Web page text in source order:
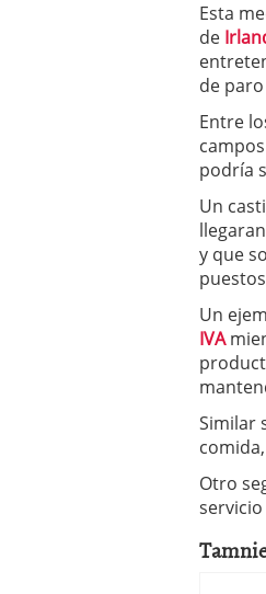
Esta
de
de
Entre
podría
Un
y que
Un
IVA
Similar
Otro
servicio